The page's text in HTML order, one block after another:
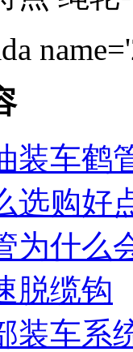
装车鹤
选购好
为什么
脱缆钩
装车系